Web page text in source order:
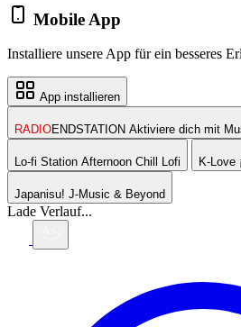
Mobile App
Installiere unsere App für ein besseres
App installieren
RADIOENDSTATION Aktiviere dich mit
Lo-fi Station Afternoon Chill Lofi K-Love
Japanisu! J-Music & Beyond
Lade Verlauf...